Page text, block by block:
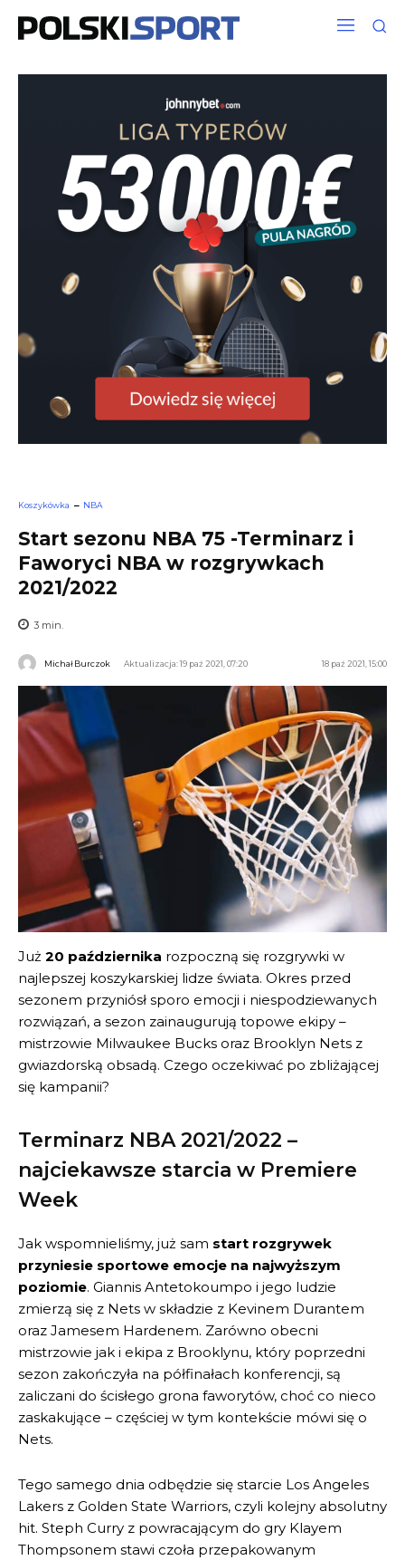
Koszykówka NBA
Start sezonu NBA 75 -Terminarz i
Faworyci NBA w rozgrywkach
2021/2022
3 min.
Michał Burczok Aktualizacja: 19 paź 2021, 07:20 18 paź 2021, 15:00
Już 20 października rozpoczną się rozgrywki w
najlepszej koszykarskiej lidze świata. Okres przed
sezonem przyniósł sporo emocji i niespodziewanych
rozwiązań, a sezon zainaugurują topowe ekipy –
mistrzowie Milwaukee Bucks oraz Brooklyn Nets z
gwiazdorską obsadą. Czego oczekiwać po zbliżającej
się kampanii?
Terminarz NBA 2021/2022 –
najciekawsze starcia w Premiere
Week
Jak wspomnieliśmy, już sam start rozgrywek
przyniesie sportowe emocje na najwyższym
poziomie. Giannis Antetokoumpo i jego ludzie
zmierzą się z Nets w składzie z Kevinem Durantem
oraz Jamesem Hardenem. Zarówno obecni
mistrzowie jak i ekipa z Brooklynu, który poprzedni
sezon zakończyła na półfinałach konferencji, są
zaliczani do ścisłego grona faworytów, choć co nieco
zaskakujące – częściej w tym kontekście mówi się o
Nets.
Tego samego dnia odbędzie się starcie Los Angeles
Lakers z Golden State Warriors, czyli kolejny absolutny
hit. Steph Curry z powracającym do gry Klayem
Thompsonem stawi czoła przepakowanym